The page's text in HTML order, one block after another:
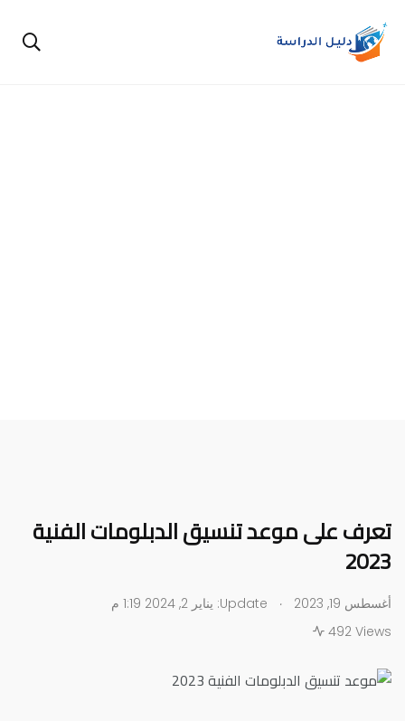
تعرف على موعد تنسيق الدبلومات الفنية
2023
أغسطس 19, 2023 .
492 Views